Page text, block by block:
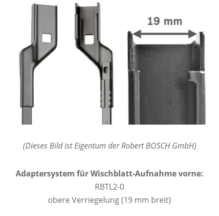
(Dieses Bild ist Eigentum der Robert BOSCH GmbH)
Adaptersystem für Wischblatt-Aufnahme vorne:
RBTL2-0
obere Verriegelung (19 mm breit)